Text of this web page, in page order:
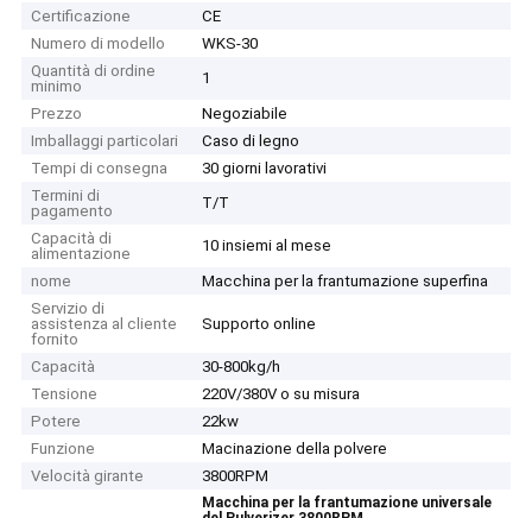
Certificazione
CE
Numero di modello
WKS-30
Quantità di ordine
minimo
1
Prezzo
Negoziabile
Imballaggi particolari
Caso di legno
Tempi di consegna
30 giorni lavorativi
Termini di
pagamento
T/T
Capacità di
alimentazione
10 insiemi al mese
nome
Macchina per la frantumazione superfina
Servizio di
assistenza al cliente
fornito
Supporto online
Capacità
30-800kg/h
Tensione
220V/380V o su misura
Potere
22kw
Funzione
Macinazione della polvere
Velocità girante
3800RPM
Macchina per la frantumazione universale